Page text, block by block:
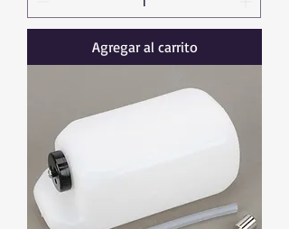
Agregar al carrito